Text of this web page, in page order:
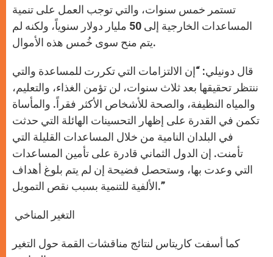
تستمر خمس سنوات، والتي توجب العمل على تنمية
المساعدات الخارجية إلى 50 مليار دولار سنوياً، ولكنه لم
يتم منح سوى خُمس هذه الأموال.
قال دونيلي: “إن الالتزامات التي تكررت للمساعدة والتي
ننتظر تحقيقها بعد ثلاث سنوات، لن تؤمن الغذاء، والتعليم،
والمياه النظيفة، والصحة للأشخاص الأكثر فقراً. والمأساة
تكمن في القدرة على إظهار التحسينات الهائلة التي حدثت
في البلدان النامية من خلال المساعدات القليلة التي
تأمنت. إن الدول الثماني قادرة على تأمين المساعدات
التي وعدت بها، وستحصل فضيحة إن لم يتم بلوغ أهداف
الألفية للتنمية بسبب نقص التمويل.”
التغير المناخي
كما أسفت كاريتاس لنتائج مناقشات القمة حول التغير